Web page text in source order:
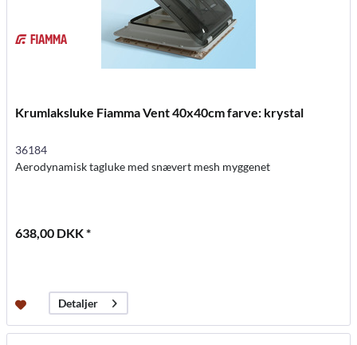
Krumlaksluke Fiamma Vent 40x40cm farve: krystal
36184
Aerodynamisk tagluke med snævert mesh myggenet
638,00 DKK *
Detaljer